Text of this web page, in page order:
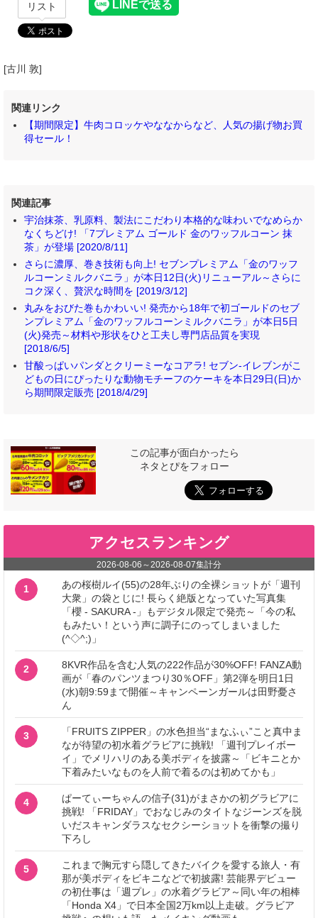
リスト
[古川 敦]
関連リンク
【期間限定】牛肉コロッケやななからなど、人気の揚げ物お買
得セール！
関連記事
宇治抹茶、乳原料、製法にこだわり本格的な味わいでなめらか
なくちどけ! 「7プレミアム ゴールド 金のワッフルコーン 抹
茶」が登場 [2020/8/11]
さらに濃厚、巻き技術も向上! セブンプレミアム「金のワッフ
ルコーンミルクバニラ」が本日12日(火)リニューアル～さらに
コク深く、贅沢な時間を [2019/3/12]
丸みをおびた巻もかわいい! 発売から18年で初ゴールドのセブ
ンプレミアム「金のワッフルコーンミルクバニラ」が本日5日
(火)発売～材料や形状をひと工夫し専門店品質を実現
[2018/6/5]
甘酸っぱいパンダとクリーミーなコアラ! セブン‐イレブンがこ
どもの日にぴったりな動物モチーフのケーキを本日29日(日)か
ら期間限定販売 [2018/4/29]
この記事が面白かったら
ネタとぴをフォロー
アクセスランキング
2026-08-06 ～2026-08-07集計分
1
あの桜樹ルイ(55)の28年ぶりの全裸ショットが「週刊
大衆」の袋とじに! 長らく絶版となっていた写真集
「櫻 - SAKURA -」もデジタル限定で発売～「今の私
もみたい！という声に調子にのってしまいました
(^◇^;)」
2
8KVR作品を含む人気の222作品が30%OFF! FANZA動
画が「春のパンツまつり30％OFF」第2弾を明日1日
(水)朝9:59まで開催～キャンペーンガールは田野憂さ
ん
3
「FRUITS ZIPPER」の水色担当“まなふぃ”こと真中ま
なが待望の初水着グラビアに挑戦! 「週刊プレイボー
イ」でメリハリのある美ボディを披露～「ビキニとか
下着みたいなものを人前で着るのは初めてかも」
4
ぱーてぃーちゃんの信子(31)がまさかの初グラビアに
挑戦! 「FRIDAY」でおなじみのタイトなジーンズを脱
いだスキャンダラスなセクシーショットを衝撃の撮り
下ろし
5
これまで胸元すら隠してきたバイクを愛する旅人・有
那が美ボディをビキニなどで初披露! 芸能界デビュー
の初仕事は「週プレ」の水着グラビア～同い年の相棒
「Honda X4」で日本全国2万km以上走破。グラビア